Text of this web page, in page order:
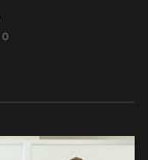
0